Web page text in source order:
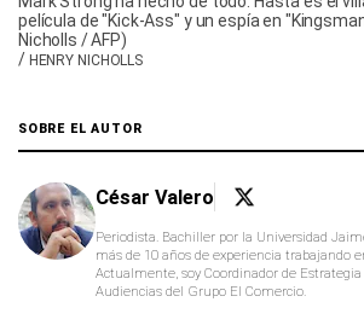
película de "Kick-Ass" y un espía en
Nicholls / AFP)
/ HENRY NICHOLLS
SOBRE EL AUTOR
César Valero
Periodista. Bachiller por la Universidad
más de 10 años de experiencia trabajando
Actualmente, soy Coordinador de Estrategia
Audiencias del Grupo El Comercio.